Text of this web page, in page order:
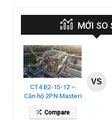
MỚI SO
CT4 B2-15-12 –
Căn hộ 2PN Masteri
Compare
VS